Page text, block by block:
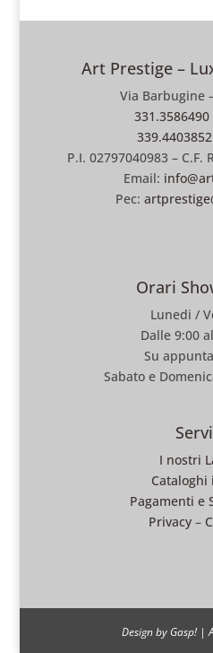
Art Prestige –
Via Barbugine
P.I. 02797040983 – C.F.
Email:
Pec:
Orari
Lunedi /
Dalle 9:00
Su
Sabato e
I nostri
Cataloghi
Pagamenti e
Privacy –
Design by Gasp! |